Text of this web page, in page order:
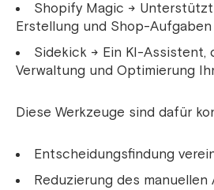
Shopify Magic →
Erstellung und Shop-Aufgaben
Sidekick → Ein KI-Assistent,
Verwaltung und Optimierung
Diese Werkzeuge sind dafür
Entscheidungsfindung
Reduzierung des manuellen